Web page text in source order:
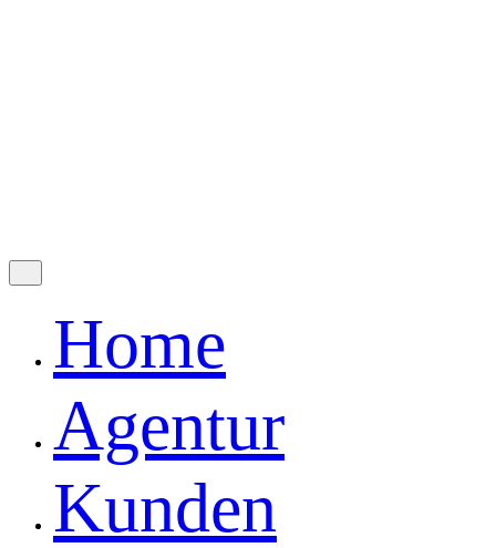
Home
Agentur
Kunden